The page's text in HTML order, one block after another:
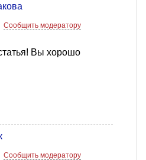
Сообщить модератору
Вы хорошо
Сообщить модератору